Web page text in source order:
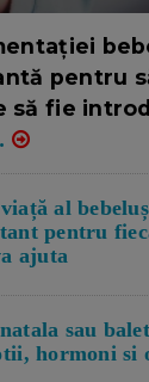
pentru
să fie
al
pentru
ajuta
sau
hormoni si